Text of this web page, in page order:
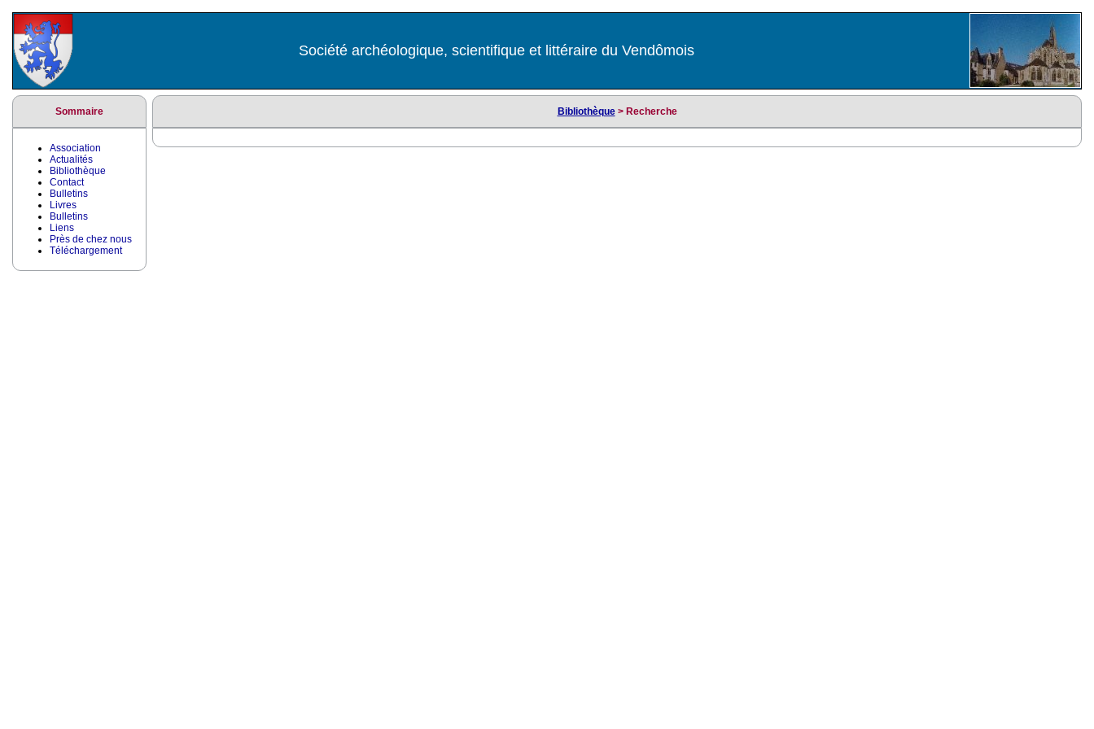
Société archéologique, scientifique et littéraire du Vendômois
Sommaire
Association
Actualités
Bibliothèque
Contact
Bulletins
Livres
Bulletins
Liens
Près de chez nous
Téléchargement
Bibliothèque> Recherche